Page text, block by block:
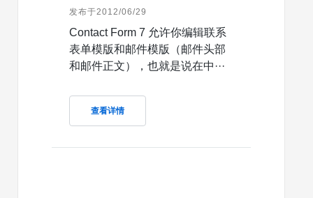
发布于2012/06/29
Contact Form 7 允许你编辑联系
表单模版和邮件模版（邮件头部
和邮件正文），也就是说在中···
查看详情